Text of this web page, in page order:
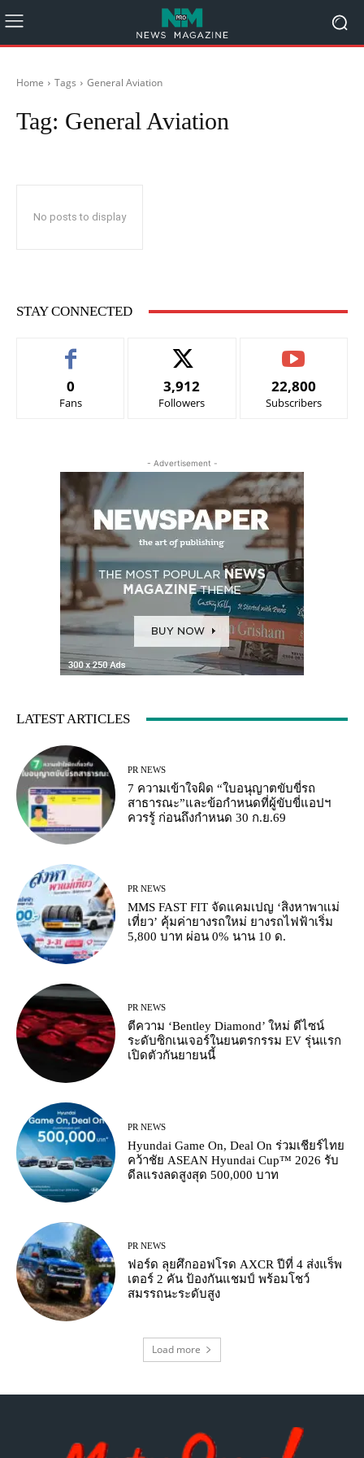
Home Tags General Aviation
Tag: General Aviation
No posts to display
STAY CONNECTED
0
Fans
3,912
Followers
22,800
Subscribers
- Advertisement -
LATEST ARTICLES
PR NEWS
7 ความเข้าใจผิด “ใบอนุญาตขับขี่รถ
สาธารณะ”และข้อกำหนดที่ผู้ขับขี่แอปฯ
ควรรู้ ก่อนถึงกำหนด 30 ก.ย.69
PR NEWS
MMS FAST FIT จัดแคมเปญ ‘สิงหาพาแม่
เที่ยว’ คุ้มค่ายางรถใหม่ ยางรถไฟฟ้าเริ่ม
5,800 บาท ผ่อน 0% นาน 10 ด.
PR NEWS
ตีความ ‘Bentley Diamond’ ใหม่ ดีไซน์
ระดับซิกเนเจอร์ในยนตรกรรม EV รุ่นแรก
เปิดตัวกันยายนนี้
PR NEWS
Hyundai Game On, Deal On ร่วมเชียร์ไทย
คว้าชัย ASEAN Hyundai Cup™ 2026 รับ
ดีลแรงลดสูงสุด 500,000 บาท
PR NEWS
ฟอร์ด ลุยศึกออฟโรด AXCR ปีที่ 4 ส่งแร็พ
เตอร์ 2 คัน ป้องกันแชมป์ พร้อมโชว์
สมรรถนะระดับสูง
Load more